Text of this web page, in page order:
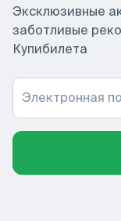
Эксклюзивные
заботливые
Купибилета
Электронная